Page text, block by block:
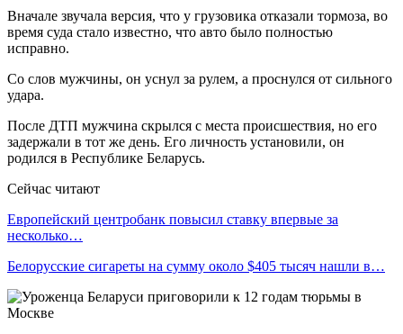
Вначале звучала версия, что у грузовика отказали тормоза, во
время суда стало известно, что авто было полностью
исправно.
Со слов мужчины, он уснул за рулем, а проснулся от сильного
удара.
После ДТП мужчина скрылся с места происшествия, но его
задержали в тот же день. Его личность установили, он
родился в Республике Беларусь.
Сейчас читают
Европейский центробанк повысил ставку впервые за
несколько…
Белорусские сигареты на сумму около $405 тысяч нашли в…